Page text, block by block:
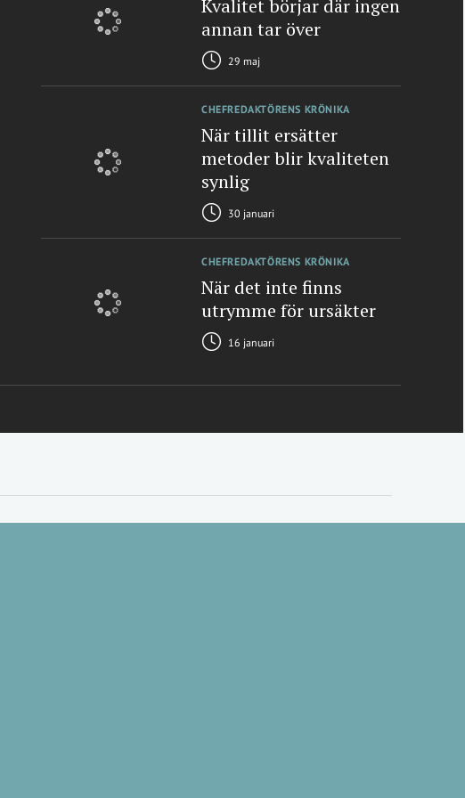
Kvalitet börjar där ingen
annan tar över
29 maj
CHEFREDAKTÖRENS KRÖNIKA
När tillit ersätter
metoder blir kvaliteten
synlig
30 januari
CHEFREDAKTÖRENS KRÖNIKA
När det inte finns
utrymme för ursäkter
16 januari